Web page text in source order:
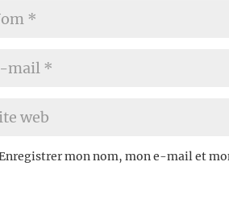
mon nom, mon e-mail et